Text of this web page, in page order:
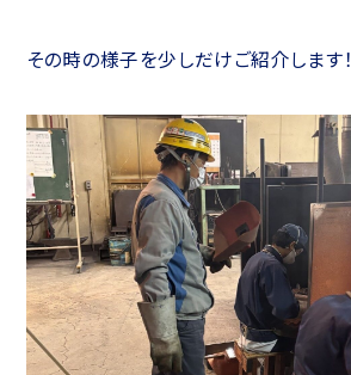
その時の様子を少しだけご紹介します！